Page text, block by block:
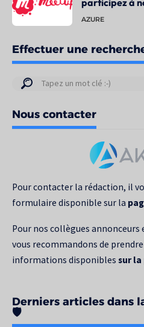
AZURE
Effectuer une
Résultats
votre
recherche
Nous contacter
Pour contacter la rédaction, il
formulaire disponible sur la
Pour nos collègues
vous recommandons de
informations disponibles sur la
Derniers articles dans
🛡️